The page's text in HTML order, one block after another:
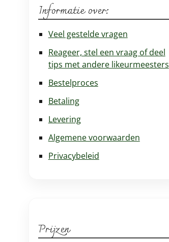
Informatie over:
Veel gestelde vragen
Reageer, stel een vraag of deel
tips met andere likeurmeesters
Bestelproces
Betaling
Levering
Algemene voorwaarden
Privacybeleid
Prijzen